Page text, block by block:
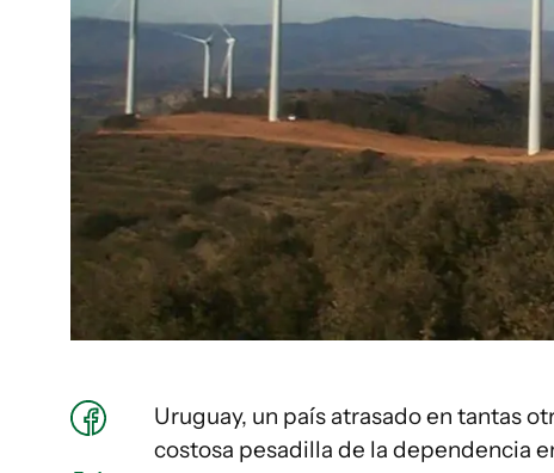
Uruguay, un país atrasado en tantas
costosa pesadilla de la dependencia